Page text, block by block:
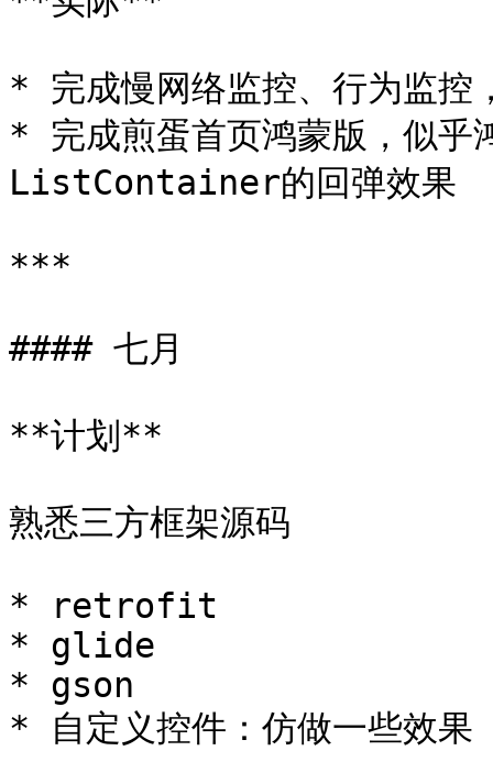
* 完成慢网络监控、行为监控
* 完成煎蛋首页鸿蒙版，似乎
ListContainer的回弹效果
***
#### 七月
**计划**
熟悉三方框架源码
* retrofit
* glide
* gson
* 自定义控件：仿做一些效果